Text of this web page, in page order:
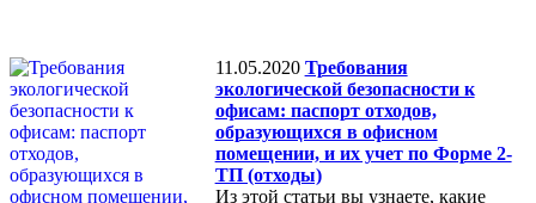
11.05.2020 Требования
экологической безопасности к
офисам: паспорт отходов,
образующихся в офисном
помещении, и их учет по Форме 2-
ТП (отходы)
Из этой статьи вы узнаете, какие